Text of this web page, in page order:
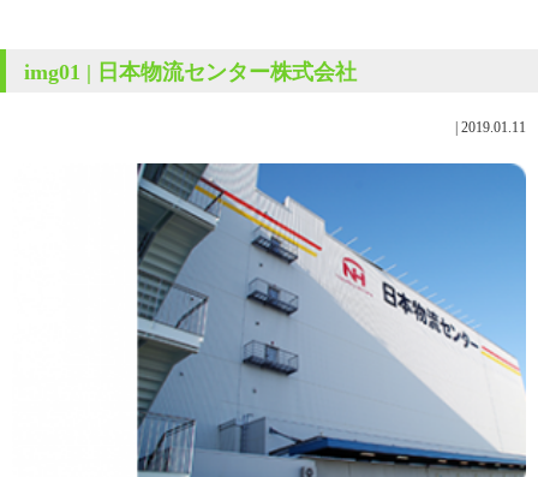
img01 | 日本物流センター株式会社
2019.01.11